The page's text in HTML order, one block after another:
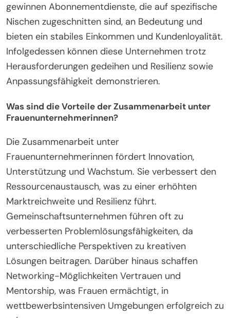
gewinnen Abonnementdienste, die auf spezifische
Nischen zugeschnitten sind, an Bedeutung und
bieten ein stabiles Einkommen und Kundenloyalität.
Infolgedessen können diese Unternehmen trotz
Herausforderungen gedeihen und Resilienz sowie
Anpassungsfähigkeit demonstrieren.
Was sind die Vorteile der Zusammenarbeit unter
Frauenunternehmerinnen?
Die Zusammenarbeit unter
Frauenunternehmerinnen fördert Innovation,
Unterstützung und Wachstum. Sie verbessert den
Ressourcenaustausch, was zu einer erhöhten
Marktreichweite und Resilienz führt.
Gemeinschaftsunternehmen führen oft zu
verbesserten Problemlösungsfähigkeiten, da
unterschiedliche Perspektiven zu kreativen
Lösungen beitragen. Darüber hinaus schaffen
Networking-Möglichkeiten Vertrauen und
Mentorship, was Frauen ermächtigt, in
wettbewerbsintensiven Umgebungen erfolgreich zu